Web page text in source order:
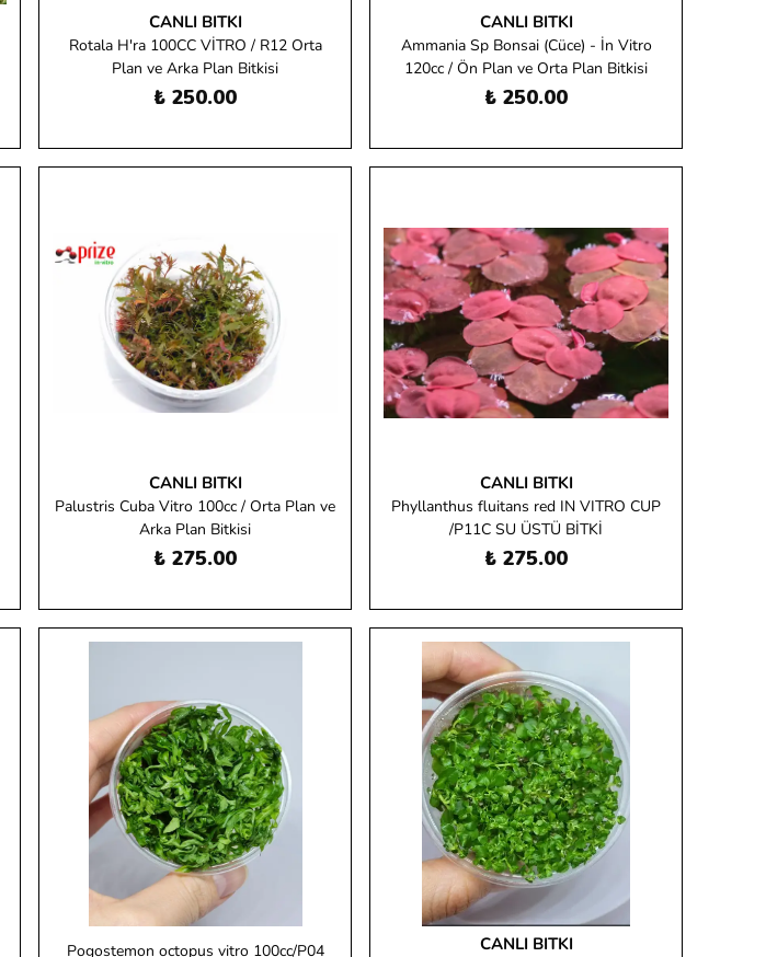
CANLI BITKI
Rotala H'ra 100CC VİTRO / R12 Orta
Plan ve Arka Plan Bitkisi
₺ 250.00
CANLI BITKI
Ammania Sp Bonsai (Cüce) - İn Vitro
120cc / Ön Plan ve Orta Plan Bitkisi
₺ 250.00
CANLI BITKI
Palustris Cuba Vitro 100cc / Orta Plan ve
Arka Plan Bitkisi
₺ 275.00
CANLI BITKI
Phyllanthus fluitans red IN VITRO CUP
/P11C SU ÜSTÜ BİTKİ
₺ 275.00
Pogostemon octopus vitro 100cc/P04 CANLI BITKI